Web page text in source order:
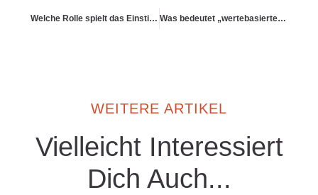
Welche Rolle spielt das Einstiegsalter bei der Altersvorsorge? Was bedeutet „wertebasiertes Investieren“ für mich persönlich?
WEITERE ARTIKEL
Vielleicht Interessiert
Dich Auch...